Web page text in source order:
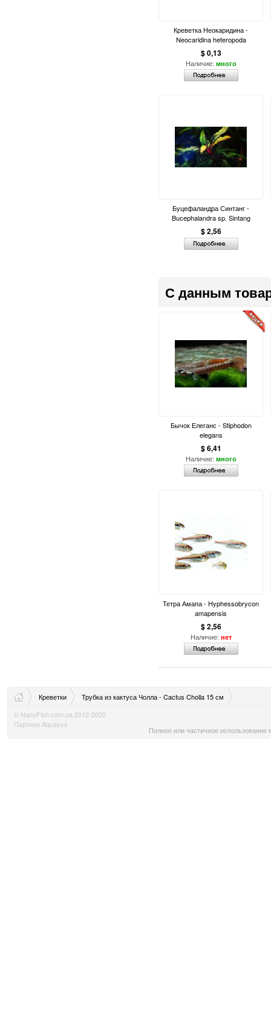
Креветка Неокаридина -
Neocaridina heteropoda
$ 0,13
Наличие: много
Буцефаландра Синтанг -
Bucephalandra sp. Sintang
$ 2,56
С данным
Бычок Елеганс - Stiphodon
elegans
$ 6,41
Наличие: много
Тетра Амапа - Hyphessobrycon
amapensis
$ 2,56
Наличие: нет
Креветки
Трубка из кактуса Чолла - Cactus Cholla 15 см
© NanoFish.com.ua 2012-2020
Партнер Aquasys
Полное или частичное